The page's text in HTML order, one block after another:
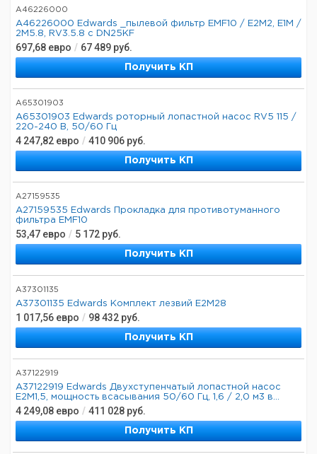
A46226000
A46226000 Edwards _пылевой фильтр EMF10 / E2M2, E1M /
2M5.8, RV3.5.8 с DN25KF
697,68 евро / 67 489 руб.
Получить КП
A65301903
A65301903 Edwards роторный лопастной насос RV5 115 /
220-240 В, 50/60 Гц
4 247,82 евро / 410 906 руб.
Получить КП
A27159535
A27159535 Edwards Прокладка для противотуманного
фильтра EMF10
53,47 евро / 5 172 руб.
Получить КП
A37301135
A37301135 Edwards Комплект лезвий E2M28
1 017,56 евро / 98 432 руб.
Получить КП
A37122919
A37122919 Edwards Двухступенчатый лопастной насос
E2M1,5, мощность всасывания 50/60 Гц, 1,6 / 2,0 м3 в...
4 249,08 евро / 411 028 руб.
Получить КП